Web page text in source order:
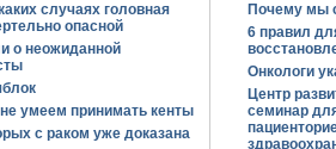
случаях головная
опасной
о неожиданной
умеем принимать кенты
с раком уже доказана
Почему мы
6 правил
Онкологи
Центр
семинар